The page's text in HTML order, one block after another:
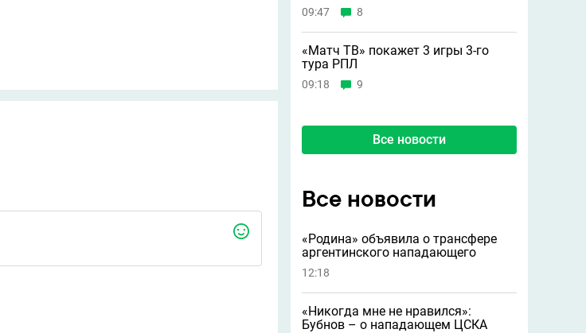
09:47 8
«Матч ТВ» покажет 3 игры 3-го
тура РПЛ
09:18 9
Все новости
Все новости
«Родина» объявила о трансфере
аргентинского нападающего
12:18
«Никогда мне не нравился»:
Бубнов – о нападающем ЦСКА